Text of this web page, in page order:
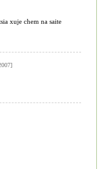
xuje chem na saite